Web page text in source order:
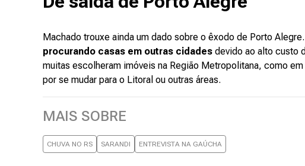
Machado trouxe ainda um dado sobre o êxodo de Porto
procurando casas em outras cidades devido ao alto custo
muitas escolheram imóveis na Região Metropolitana, como
por se mudar para o Litoral ou outras áreas.
MAIS SOBRE
CHUVA NO RS SARANDI ENTREVISTA NA GAÚCHA